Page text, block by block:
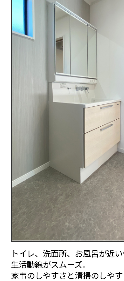
トイレ、洗面所、お風呂が近
生活動線がスムーズ。
家事のしやすさと清掃のしやす